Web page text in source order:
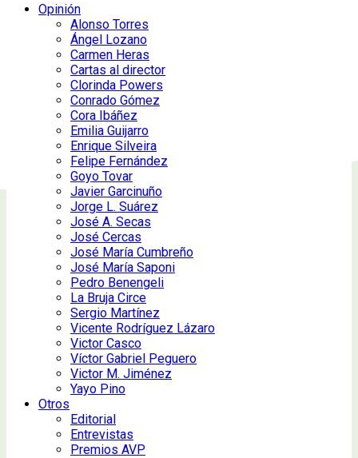
Opinión
Alonso Torres
Ángel Lozano
Carmen Heras
Cartas al director
Clorinda Powers
Conrado Gómez
Cora Ibáñez
Emilia Guijarro
Enrique Silveira
Felipe Fernández
Goyo Tovar
Javier Garcinuño
Jorge L. Suárez
José A. Secas
José Cercas
José María Cumbreño
José María Saponi
Pedro Benengeli
La Bruja Circe
Sergio Martínez
Vicente Rodríguez Lázaro
Victor Casco
Víctor Gabriel Peguero
Victor M. Jiménez
Yayo Pino
Otros
Editorial
Entrevistas
Premios AVP